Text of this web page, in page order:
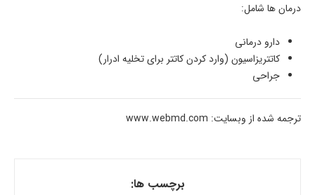
درمان ­ها شامل:
دارو درمانی
کاتتریزاسیون (وارد کردن کاتتر برای تخلیه ادرار)
جراحی
ترجمه شده از وبسایت: www.webmd.com
برچسب ها: